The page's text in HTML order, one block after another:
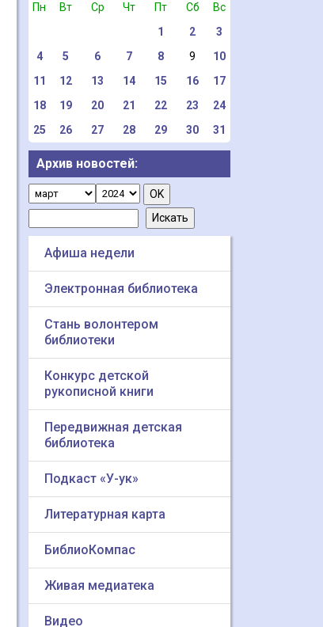
Пн Вт Ср Чт Пт Сб
Вс
1
2
3
4
5 6 7 8 9
10
11
12 13 14 15 16
17
18
19 20 21 22 23
24
25
26 27 28 29 30 31
Архив новостей:
Афиша недели
Электронная библиотека
Стань волонтером
библиотеки
Конкурс детской
рукописной книги
Передвижная детская
библиотека
Подкаст «У-ук»
Литературная карта
БиблиоКомпас
Живая медиатека
Видео